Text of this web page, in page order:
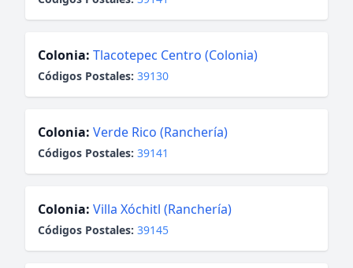
Colonia: Tlacotepec Centro (Colonia)
Códigos Postales: 39130
Colonia: Verde Rico (Ranchería)
Códigos Postales: 39141
Colonia: Villa Xóchitl (Ranchería)
Códigos Postales: 39145